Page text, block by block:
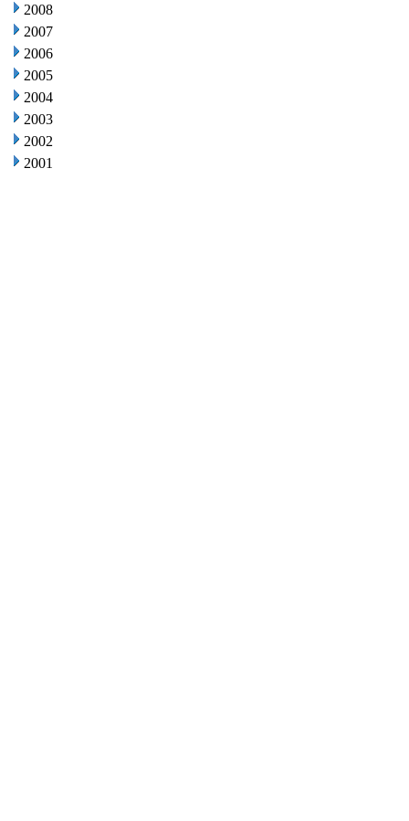
2008
2007
2006
2005
2004
2003
2002
2001